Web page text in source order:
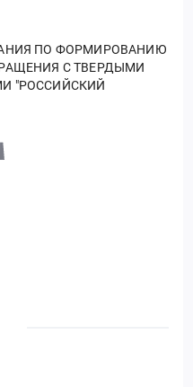
ПО ФОРМИРОВАНИЮ
С ТВЕРДЫМИ
"РОССИЙСКИЙ